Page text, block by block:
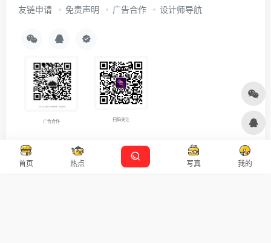
首页 热点 写真 我的
友链申请 免责声明 广告合作 设计师导航
广告合作 扫码关注
Copyright © 2026沪ICP备2021007899号-5 Designed by 设计资源